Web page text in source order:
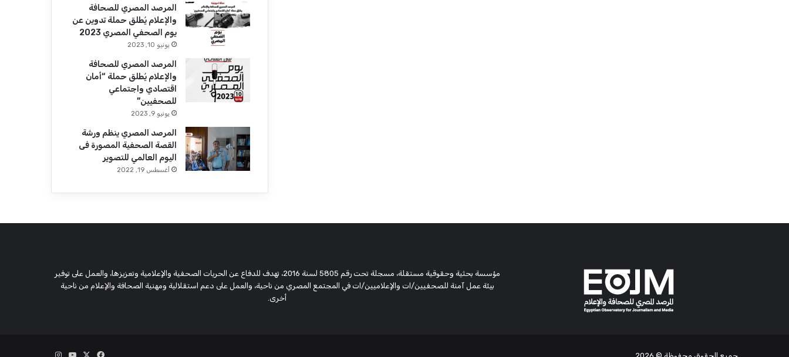
المرصد المصري للصحافة
والإعلام يُطلق حملة تدوين عن
يوم الصحفي المصري 2023
يونيو 10, 2023
المرصد المصري للصحافة
والإعلام يُطلق حملة “أمان
اقتصادي واجتماعي
للصحفيين”
يونيو 9, 2023
المرصد المصري ينظم ورشة
القصة الصحفية المصورة فى
اليوم العالمي للتصوير
أغسطس 19, 2022
مؤسسة بحثية وحقوقية مستقلة، مسجلة تحت رقم 5805 لسنة 2016، تهدف للدفاع عن الحريات الصحفية والإعلامية وتعزيزها، والعمل على توفير
بيئة عمل آمنة للصحفيين/ات والإعلاميين/ات في المجتمع المصري من ناحية، والعمل على دعم استقلالية ومهنية الصحافة والإعلام من ناحية
أخرى.
فيسبوك ‫YouTube